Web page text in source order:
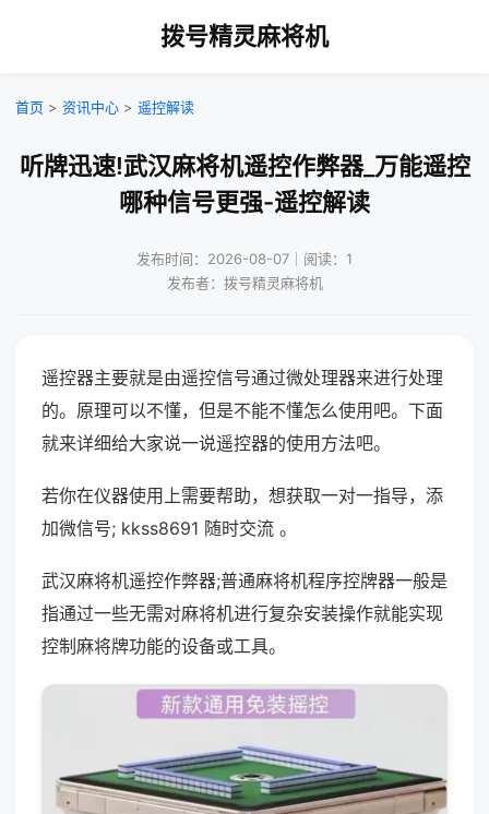
拨号精灵麻将机
首页 > 资讯中心 > 遥控解读
听牌迅速!武汉麻将机遥控作弊器_万能遥控
哪种信号更强-遥控解读
发布时间：2026-08-07｜阅读：1
发布者：拨号精灵麻将机
遥控器主要就是由遥控信号通过微处理器来进行处理
的。原理可以不懂，但是不能不懂怎么使用吧。下面
就来详细给大家说一说遥控器的使用方法吧。
若你在仪器使用上需要帮助，想获取一对一指导，添
加微信号; kkss8691 随时交流 。
武汉麻将机遥控作弊器;普通麻将机程序控牌器一般是
指通过一些无需对麻将机进行复杂安装操作就能实现
控制麻将牌功能的设备或工具。